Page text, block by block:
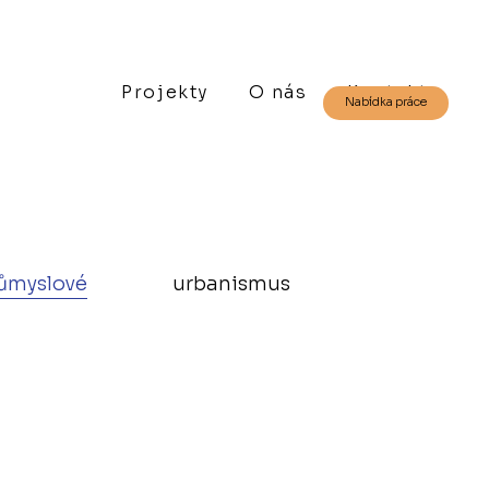
Projekty O nás Kontakt
Nabídka práce
urbanismus